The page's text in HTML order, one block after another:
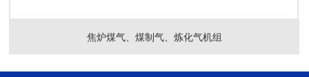
焦炉煤气、煤制气、炼化气机组